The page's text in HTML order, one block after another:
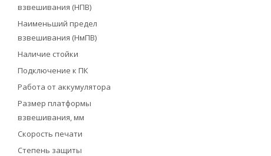
взвешивания (НПВ)
Наименьший предел
взвешивания (НмПВ)
Наличие стойки
Подключение к ПК
Работа от аккумулятора
Размер платформы
взвешивания, мм
Скорость печати
Степень защиты